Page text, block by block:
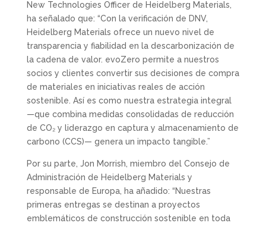
New Technologies Officer de Heidelberg Materials,
ha señalado que: “Con la verificación de DNV,
Heidelberg Materials ofrece un nuevo nivel de
transparencia y fiabilidad en la descarbonización de
la cadena de valor. evoZero permite a nuestros
socios y clientes convertir sus decisiones de compra
de materiales en iniciativas reales de acción
sostenible. Así es como nuestra estrategia integral
—que combina medidas consolidadas de reducción
de CO₂ y liderazgo en captura y almacenamiento de
carbono (CCS)— genera un impacto tangible.”
Por su parte, Jon Morrish, miembro del Consejo de
Administración de Heidelberg Materials y
responsable de Europa, ha añadido: “Nuestras
primeras entregas se destinan a proyectos
emblemáticos de construcción sostenible en toda